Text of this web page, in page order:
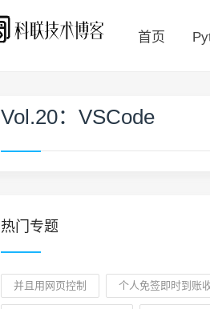
首页
Vol.20：VSCode
热门专题
并且用网页控制 个人免签即时到账